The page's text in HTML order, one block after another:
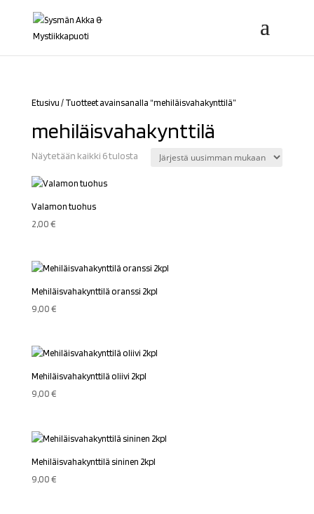
Etusivu / Tuotteet avainsanalla “mehiläisvahakynttilä”
mehiläisvahakynttilä
Näytetään kaikki 6 tulostaSorted
Valamon tuohus
2,00€
Mehiläisvahakynttilä oranssi 2kpl
9,00€
Mehiläisvahakynttilä oliivi 2kpl
9,00€
Mehiläisvahakynttilä sininen 2kpl
9,00€